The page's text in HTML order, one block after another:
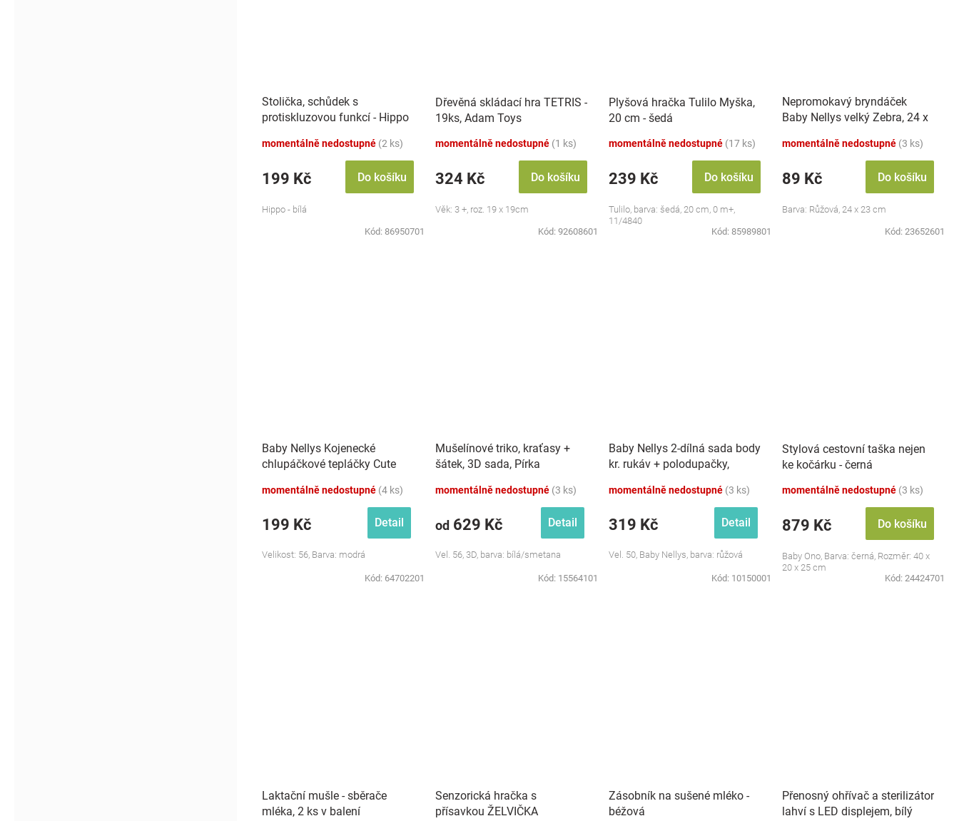
Stolička, schůdek s
protiskluzovou funkcí - Hippo
momentálně nedostupné (2 ks)
199 Kč Do košíku
Hippo - bílá
Kód: 86950701
Dřevěná skládací hra TETRIS -
19ks, Adam Toys
momentálně nedostupné (1 ks)
324 Kč Do košíku
Věk: 3 +, roz. 19 x 19cm
Kód: 92608601
Plyšová hračka Tulilo Myška,
20 cm - šedá
momentálně nedostupné (17 ks)
239 Kč Do košíku
Tulilo, barva: šedá, 20 cm, 0 m+,
11/4840
Kód: 85989801
Nepromokavý bryndáček
Baby Nellys velký Zebra, 24 x
momentálně nedostupné (3 ks)
89 Kč Do košíku
Barva: Růžová, 24 x 23 cm
Kód: 23652601
Baby Nellys Kojenecké
chlupáčkové tepláčky Cute
momentálně nedostupné (4 ks)
199 Kč Detail
Velikost: 56, Barva: modrá
Kód: 64702201
Mušelínové triko, kraťasy +
šátek, 3D sada, Pírka
momentálně nedostupné (3 ks)
od 629 Kč Detail
Vel. 56, 3D, barva: bílá/smetana
Kód: 15564101
Baby Nellys 2-dílná sada body
kr. rukáv + polodupačky,
momentálně nedostupné (3 ks)
319 Kč Detail
Vel. 50, Baby Nellys, barva: růžová
Kód: 10150001
Stylová cestovní taška nejen
ke kočárku - černá
momentálně nedostupné (3 ks)
879 Kč Do košíku
Baby Ono, Barva: černá, Rozměr: 40 x
20 x 25 cm
Kód: 24424701
Laktační mušle - sběrače
mléka, 2 ks v balení
Senzorická hračka s
přísavkou ŽELVIČKA
Zásobník na sušené mléko -
béžová
Přenosný ohřívač a sterilizátor
lahví s LED displejem, bílý